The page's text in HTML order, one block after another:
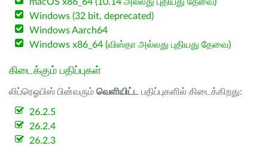
Windows (32 bit, deprecated)
Windows Aarch64
Windows x86_64 (விஸ்தா அல்லது புதியது தேவை)
கிடைக்கும் பதிப்புகள்
லிப்ரெஓபிஸ் பின்வரும் வெளியிட்ட பதிப்புகளில் கிடைக்கிறது:
26.2.5
26.2.4
26.2.3